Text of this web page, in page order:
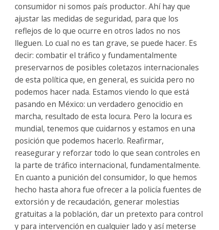
consumidor ni somos país productor. Ahí hay que
ajustar las medidas de seguridad, para que los
reflejos de lo que ocurre en otros lados no nos
lleguen. Lo cual no es tan grave, se puede hacer. Es
decir: combatir el tráfico y fundamentalmente
preservarnos de posibles coletazos internacionales
de esta política que, en general, es suicida pero no
podemos hacer nada. Estamos viendo lo que está
pasando en México: un verdadero genocidio en
marcha, resultado de esta locura. Pero la locura es
mundial, tenemos que cuidarnos y estamos en una
posición que podemos hacerlo. Reafirmar,
reasegurar y reforzar todo lo que sean controles en
la parte de tráfico internacional, fundamentalmente.
En cuanto a punición del consumidor, lo que hemos
hecho hasta ahora fue ofrecer a la policía fuentes de
extorsión y de recaudación, generar molestias
gratuitas a la población, dar un pretexto para control
y para intervención en cualquier lado y así meterse